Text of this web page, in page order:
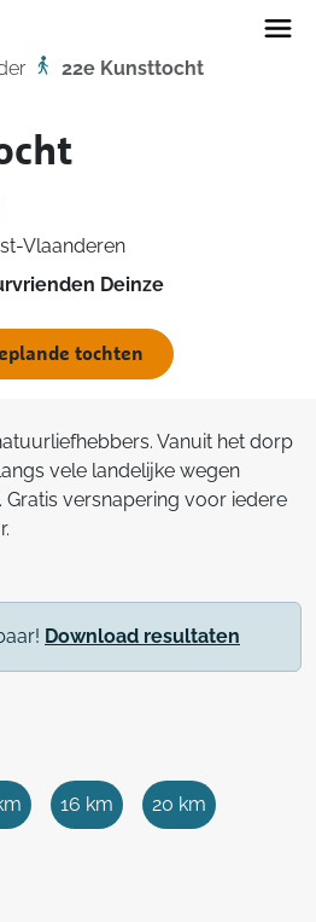
22e Kunsttocht
Vlaanderen
Deinze
tochten
Vanuit het dorp
vele landelijke wegen
Gratis versnapering voor iedere
Download resultaten
16 km 20 km